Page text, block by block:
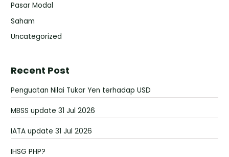
Pasar Modal
Saham
Uncategorized
Recent Post
Penguatan Nilai Tukar Yen terhadap USD
MBSS update 31 Jul 2026
IATA update 31 Jul 2026
IHSG PHP?